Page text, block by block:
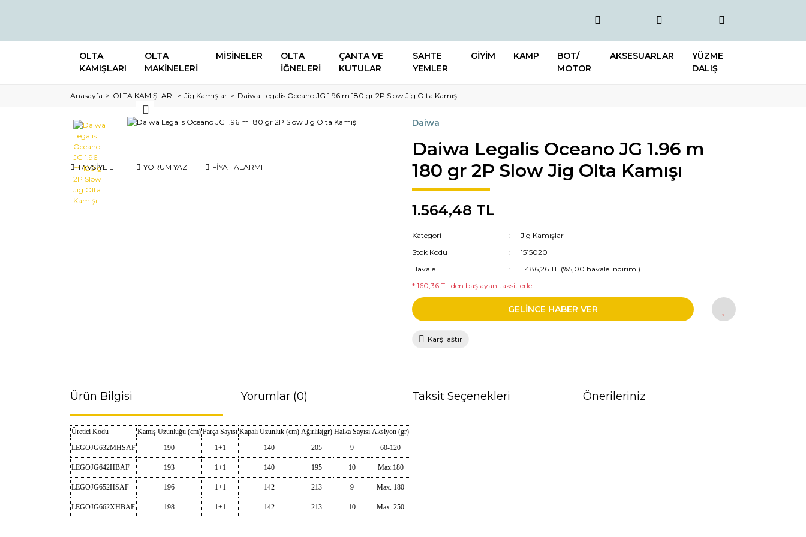
OLTA
KAMIŞLARI
OLTA
MAKİNELERİ
MİSİNELER
OLTA
İĞNELERİ
ÇANTA VE
KUTULAR
SAHTE
YEMLER
GİYİM KAMP
BOT/
MOTOR
AKSESUARLAR
YÜZME
DALIŞ
Anasayfa OLTA KAMIŞLARI Jig Kamışlar Daiwa Legalis Oceano JG 1.96 m 180 gr 2P Slow Jig Olta Kamışı
TAVSİYE ET YORUM YAZ FİYAT ALARMI
Daiwa
Daiwa Legalis Oceano JG 1.96 m
180 gr 2P Slow Jig Olta Kamışı
1.564,48 TL
Kategori
Jig Kamışlar
Stok Kodu
1515020
Havale
1.486,26 TL (%5,00 havale indirimi)
* 160,36 TL den başlayan taksitlerle!
GELİNCE HABER VER
Karşılaştır
Ürün Bilgisi Yorumlar (0) Taksit Seçenekleri Önerileriniz
Üretici Kodu Kamış Uzunluğu (cm) Parça Sayısı Kapalı Uzunluk (cm) Ağırlık(gr) Halka Sayısı Aksiyon (gr)
LEGOJG632MHSAF
190 1+1 140 205 9 60-120
LEGOJG642HBAF 193 1+1 140 195 10 Max.180
LEGOJG652HSAF 196 1+1 142 213 9 Max. 180
LEGOJG662XHBAF 198 1+1 142 213 10 Max. 250